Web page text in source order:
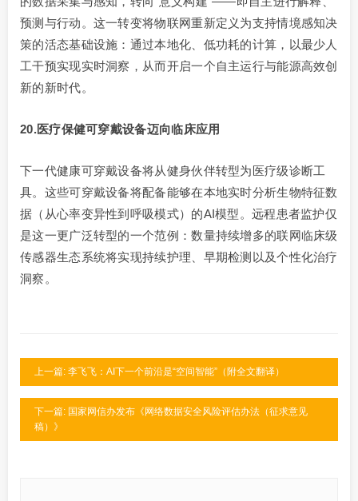
预测与行动。这一转变将物联网重新定义为支持情境感知决
策的活态基础设施：通过本地化、低功耗的计算，以最少人
工干预实现实时洞察，从而开启一个自主运行与能源高效创
新的新时代。
20.医疗保健可穿戴设备迈向临床应用
下一代健康可穿戴设备将从健身伙伴转型为医疗级诊断工
具。这些可穿戴设备将配备能够在本地实时分析生物特征数
据（从心率变异性到呼吸模式）的AI模型。远程患者监护仅
是这一更广泛转型的一个范例：数量持续增多的联网临床级
传感器生态系统将实现持续护理、早期检测以及个性化治疗
洞察。
上一篇: 李飞飞：AI下一个前沿是“空间智能”（附全文翻译）
下一篇: 国家网信办发布《网络数据安全风险评估办法（征求意见
稿）》